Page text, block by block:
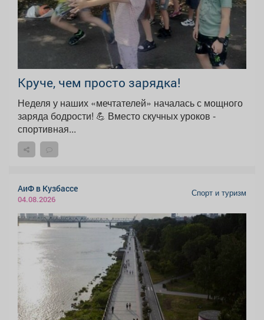
Круче, чем просто зарядка!
Неделя у наших «мечтателей» началась с мощного
заряда бодрости! 💪 Вместо скучных уроков -
спортивная...
АиФ в Кузбассе
04.08.2026
Спорт и туризм